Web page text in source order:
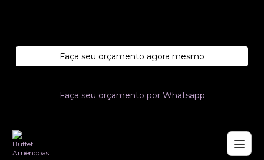
Faça seu orçamento agora mesmo
Faça seu orçamento por Whatsapp